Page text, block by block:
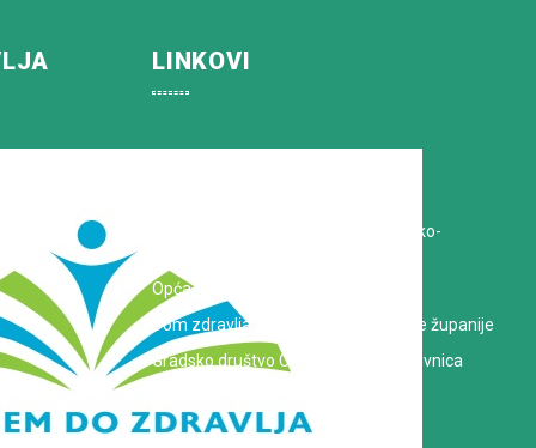
LINKOVI
Zavod za javno zdravstvo Koprivničko-
Opća bolnica dr. Tomislav Bardek
Dom zdravlja Koprivničko-križevačke županije
Gradsko društvo Crvenog križa Koprivnica